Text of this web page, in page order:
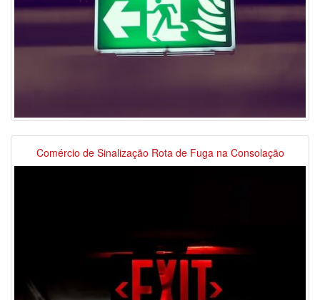
Comércio de Sinalização Rota de Fuga na Consolação